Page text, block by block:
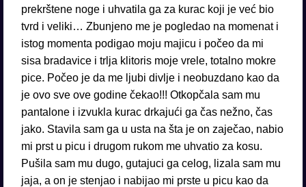
prekrštene noge i uhvatila ga za kurac koji je već bio
tvrd i veliki… Zbunjeno me je pogledao na momenat i
istog momenta podigao moju majicu i počeo da mi
sisa bradavice i trlja klitoris moje vrele, totalno mokre
pice. Počeo je da me ljubi divlje i neobuzdano kao da
je ovo sve ove godine čekao!!! Otkopčala sam mu
pantalone i izvukla kurac drkajući ga čas nežno, čas
jako. Stavila sam ga u usta na šta je on zaječao, nabio
mi prst u picu i drugom rukom me uhvatio za kosu.
Pušila sam mu dugo, gutajuci ga celog, lizala sam mu
jaja, a on je stenjao i nabijao mi prste u picu kao da